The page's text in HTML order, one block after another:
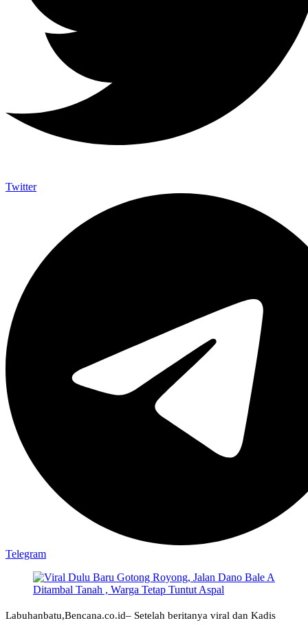
Twitter
Telegram
Labuhanbatu,Bencana.co.id– Setelah beritanya viral dan Kadis